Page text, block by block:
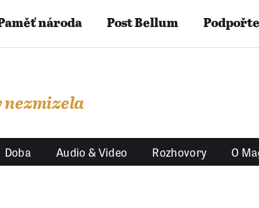
národa Post Bellum
nezmizela
Doba Audio & Video Rozhovory O